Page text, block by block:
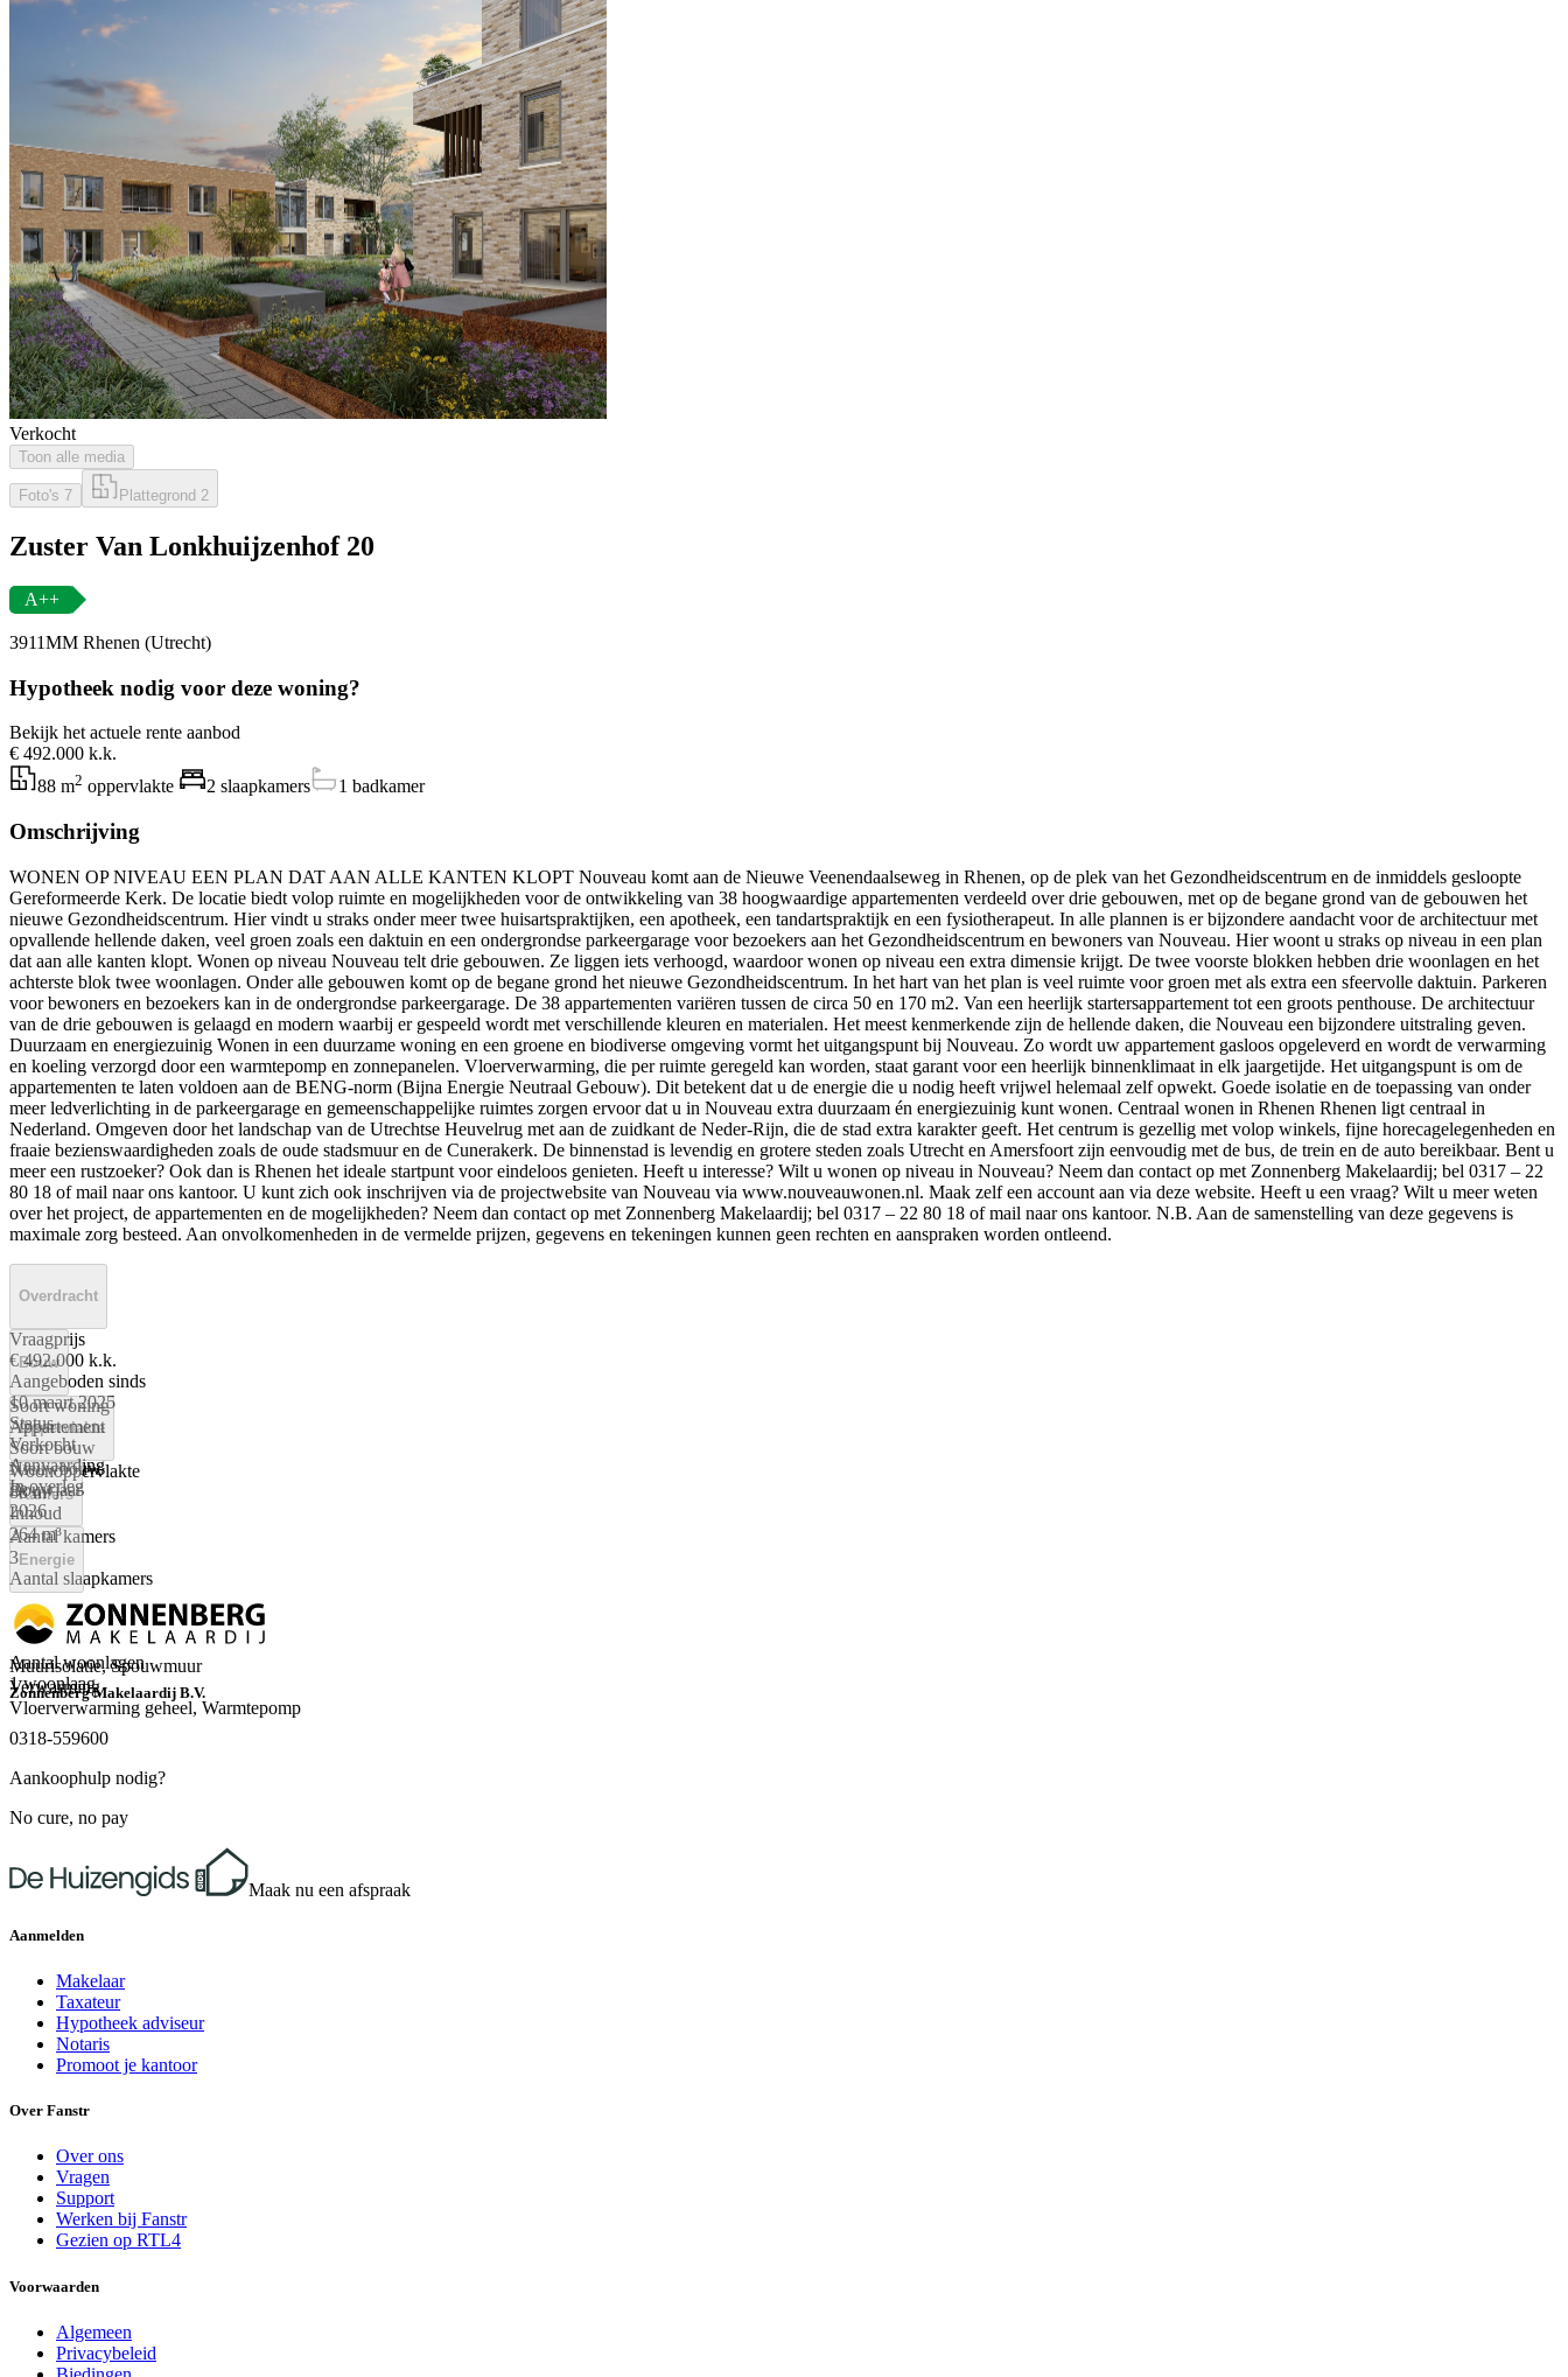
Verkocht
Toon alle media
Foto's 7 Plattegrond 2
Zuster Van Lonkhuijzenhof 20
A++
3911MM Rhenen (Utrecht)
Hypotheek nodig voor deze woning?
Bekijk het actuele rente aanbod
€ 492.000 k.k.
88 m2 oppervlakte 2 slaapkamers 1 badkamer
Omschrijving
WONEN OP NIVEAU EEN PLAN DAT AAN ALLE KANTEN KLOPT Nouveau komt aan de Nieuwe Veenendaalseweg in Rhenen, op de plek van het Gezondheidscentrum en de inmiddels gesloopte
Gereformeerde Kerk. De locatie biedt volop ruimte en mogelijkheden voor de ontwikkeling van 38 hoogwaardige appartementen verdeeld over drie gebouwen, met op de begane grond van de gebouwen het
nieuwe Gezondheidscentrum. Hier vindt u straks onder meer twee huisartspraktijken, een apotheek, een tandartspraktijk en een fysiotherapeut. In alle plannen is er bijzondere aandacht voor de architectuur met
opvallende hellende daken, veel groen zoals een daktuin en een ondergrondse parkeergarage voor bezoekers aan het Gezondheidscentrum en bewoners van Nouveau. Hier woont u straks op niveau in een plan
dat aan alle kanten klopt. Wonen op niveau Nouveau telt drie gebouwen. Ze liggen iets verhoogd, waardoor wonen op niveau een extra dimensie krijgt. De twee voorste blokken hebben drie woonlagen en het
achterste blok twee woonlagen. Onder alle gebouwen komt op de begane grond het nieuwe Gezondheidscentrum. In het hart van het plan is veel ruimte voor groen met als extra een sfeervolle daktuin. Parkeren
voor bewoners en bezoekers kan in de ondergrondse parkeergarage. De 38 appartementen variëren tussen de circa 50 en 170 m2. Van een heerlijk startersappartement tot een groots penthouse. De architectuur
van de drie gebouwen is gelaagd en modern waarbij er gespeeld wordt met verschillende kleuren en materialen. Het meest kenmerkende zijn de hellende daken, die Nouveau een bijzondere uitstraling geven.
Duurzaam en energiezuinig Wonen in een duurzame woning en een groene en biodiverse omgeving vormt het uitgangspunt bij Nouveau. Zo wordt uw appartement gasloos opgeleverd en wordt de verwarming
en koeling verzorgd door een warmtepomp en zonnepanelen. Vloerverwarming, die per ruimte geregeld kan worden, staat garant voor een heerlijk binnenklimaat in elk jaargetijde. Het uitgangspunt is om de
appartementen te laten voldoen aan de BENG-norm (Bijna Energie Neutraal Gebouw). Dit betekent dat u de energie die u nodig heeft vrijwel helemaal zelf opwekt. Goede isolatie en de toepassing van onder
meer ledverlichting in de parkeergarage en gemeenschappelijke ruimtes zorgen ervoor dat u in Nouveau extra duurzaam én energiezuinig kunt wonen. Centraal wonen in Rhenen Rhenen ligt centraal in
Nederland. Omgeven door het landschap van de Utrechtse Heuvelrug met aan de zuidkant de Neder-Rijn, die de stad extra karakter geeft. Het centrum is gezellig met volop winkels, fijne horecagelegenheden en
fraaie bezienswaardigheden zoals de oude stadsmuur en de Cunerakerk. De binnenstad is levendig en grotere steden zoals Utrecht en Amersfoort zijn eenvoudig met de bus, de trein en de auto bereikbaar. Bent u
meer een rustzoeker? Ook dan is Rhenen het ideale startpunt voor eindeloos genieten. Heeft u interesse? Wilt u wonen op niveau in Nouveau? Neem dan contact op met Zonnenberg Makelaardij; bel 0317 – 22
80 18 of mail naar ons kantoor. U kunt zich ook inschrijven via de projectwebsite van Nouveau via www.nouveauwonen.nl. Maak zelf een account aan via deze website. Heeft u een vraag? Wilt u meer weten
over het project, de appartementen en de mogelijkheden? Neem dan contact op met Zonnenberg Makelaardij; bel 0317 – 22 80 18 of mail naar ons kantoor. N.B. Aan de samenstelling van deze gegevens is
maximale zorg besteed. Aan onvolkomenheden in de vermelde prijzen, gegevens en tekeningen kunnen geen rechten en aanspraken worden ontleend.
Overdracht
Vraagprijs
€ 492.000 k.k.
Aangeboden sinds
10 maart 2025
Status
Verkocht
Aanvaarding
In overleg
Bouw
Soort woning
Appartement
Soort bouw
Nieuwbouw
Bouwjaar
2026
Oppervlakte
Woonoppervlakte
88 m²
Inhoud
264 m³
Kamers
Aantal kamers
3
Aantal slaapkamers
2
Aantal badkamers
1 badkamer en 0 apart toilets
Aantal woonlagen
1 woonlaag
Energie
Energielabel
A++
Isolatie
Muurisolatie, Spouwmuur
Verwarming
Vloerverwarming geheel, Warmtepomp
Zonnenberg Makelaardij B.V.
0318-559600
Aankoophulp nodig?
No cure, no pay
Maak nu een afspraak
Aanmelden
Makelaar
Taxateur
Hypotheek adviseur
Notaris
Promoot je kantoor
Over Fanstr
Over ons
Vragen
Support
Werken bij Fanstr
Gezien op RTL4
Voorwaarden
Algemeen
Privacybeleid